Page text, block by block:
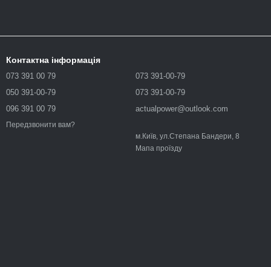
Контактна інформація
073 391 00 79
050 391-00-79
096 391 00 79
Передзвонити вам?
073 391-00-79
073 391-00-79
actualpower@outlook.com
м.Київ, ул.Степана Бандери, 8
Мапа проїзду